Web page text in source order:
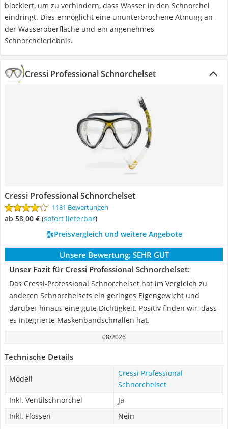
blockiert, um zu verhindern, dass Wasser in den Schnorchel
eindringt. Dies ermöglicht eine ununterbrochene Atmung an
der Wasseroberfläche und ein angenehmes
Schnorchelerlebnis.
Cressi Professional Schnorchelset
Cressi Professional Schnorchelset
1181 Bewertungen
ab 58,00 € ( Sofort lieferbar)
Preisvergleich und weitere Angebote
Unsere Bewertung: SEHR GUT
Unser Fazit für Cressi Professional Schnorchelset:
Das Cressi-Professional Schnorchelset hat im Vergleich zu
anderen Schnorchelsets ein geringes Eigengewicht und
darüber hinaus eine gute Dichtigkeit. Positiv finden wir, dass
es integrierte Maskenbandschnallen hat.
08/2026
Technische Details
Modell
Cressi Professional
Schnorchelset
Inkl. Ventilschnorchel
Ja
Inkl. Flossen
Nein